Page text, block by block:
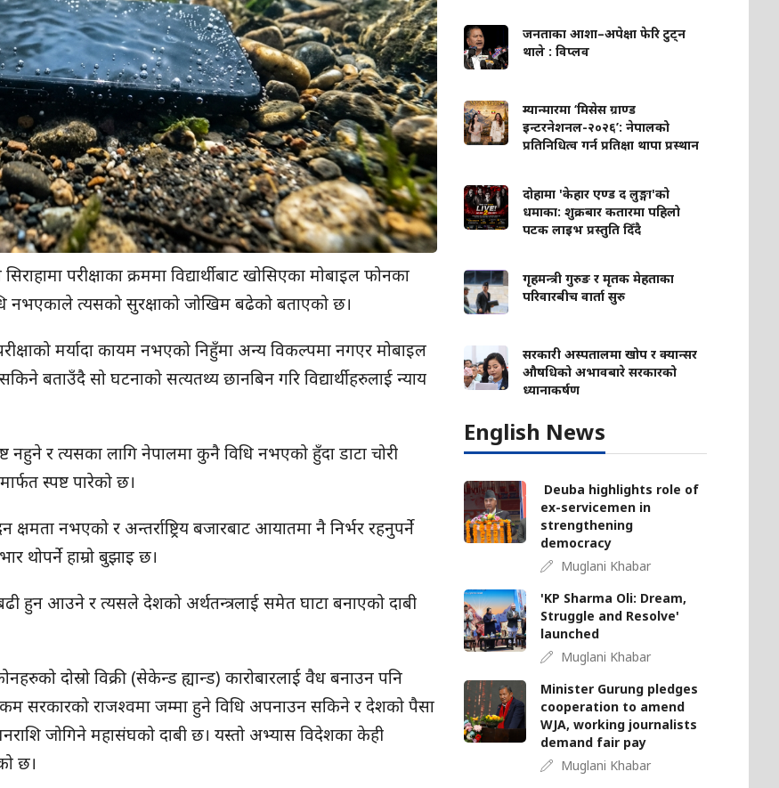
परीक्षाका क्रममा विद्यार्थीबाट खोसिएका मोबाइल फोनका
नभएकाले त्यसको सुरक्षाको जोखिम बढेको बताएको छ।
मर्यादा कायम नभएको निहुँमा अन्य विकल्पमा नगएर मोबाइल
बताउँदै सो घटनाको सत्यतथ्य छानबिन गरि विद्यार्थीहरुलाई न्याय
नहुने र त्यसका लागि नेपालमा कुनै विधि नभएको हुँदा डाटा चोरी
स्पष्ट पारेको छ।
क्षमता नभएको र अन्तर्राष्ट्रिय बजारबाट आयातमा नै निर्भर रहनुपर्ने
थोपर्ने हाम्रो बुझाइ छ।
हुन आउने र त्यसले देशको अर्थतन्त्रलाई समेत घाटा बनाएको दाबी
दोस्रो विक्री (सेकेन्ड ह्यान्ड) कारोबारलाई वैध बनाउन पनि
सरकारको राजश्वमा जम्मा हुने विधि अपनाउन सकिने र देशको पैसा
जोगिने महासंघको दाबी छ। यस्तो अभ्यास विदेशका केही
छ।
जनताका आशा–अपेक्षा फेरि टुट्न
थाले : विप्लव
म्यान्मारमा ‘मिसेस ग्राण्ड
इन्टरनेशनल-२०२६’: नेपालको
प्रतिनिधित्व गर्न प्रतिक्षा थापा प्रस्थान
दोहामा 'केहार एण्ड द लुङ्गा'को
धमाका: शुक्रबार कतारमा पहिलो
पटक लाइभ प्रस्तुति दिँदै
गृहमन्त्री गुरुङ र मृतक मेहताका
परिवारबीच वार्ता सुरु
सरकारी अस्पतालमा खोप र क्यान्सर
औषधिको अभावबारे सरकारको
ध्यानाकर्षण
English News
Deuba highlights role of
ex-servicemen in
strengthening
democracy
Muglani Khabar
'KP Sharma Oli: Dream,
Struggle and Resolve'
launched
Muglani Khabar
Minister Gurung pledges
cooperation to amend
WJA, working journalists
demand fair pay
Muglani Khabar